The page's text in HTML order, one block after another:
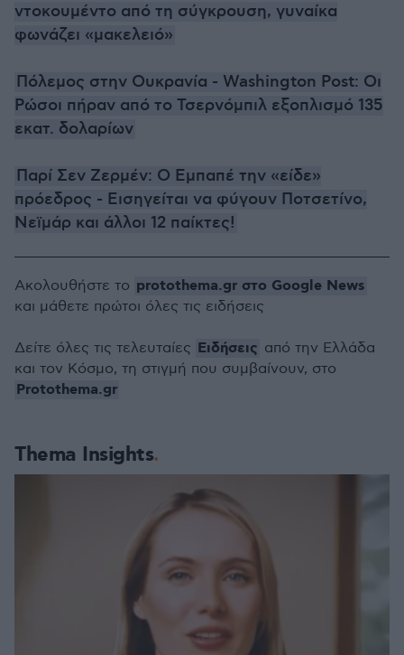
ντοκουμέντο από τη σύγκρουση, γυναίκα
φωνάζει «μακελειό»
Πόλεμος στην Ουκρανία - Washington Post: Οι
Ρώσοι πήραν από το Τσερνόμπιλ εξοπλισμό 135
εκατ. δολαρίων
Παρί Σεν Ζερμέν: Ο Εμπαπέ την «είδε»
πρόεδρος - Εισηγείται να φύγουν Ποτσετίνο,
Νεϊμάρ και άλλοι 12 παίκτες!
Thema Insights
Ακολουθήστε το protothema.gr στο Google News
και μάθετε πρώτοι όλες τις ειδήσεις
Δείτε όλες τις τελευταίες Ειδήσεις από την Ελλάδα
και τον Κόσμο, τη στιγμή που συμβαίνουν, στο
Protothema.gr